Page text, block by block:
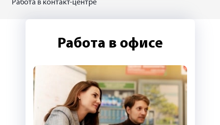
Работа в контакт-центре
Работа в офисе